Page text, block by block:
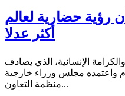
رؤية حضارية لعالم
أكثر عدلا
الإنسانية، الذي يصادف
مجلس وزراء خارجية
منظمة التعاون...